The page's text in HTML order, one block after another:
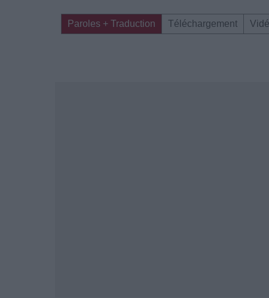
Paroles + Traduction Téléchargement